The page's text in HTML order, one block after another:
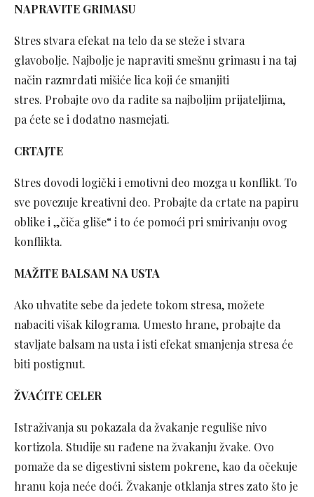
NAPRAVITE GRIMASU
Stres stvara efekat na telo da se steže i stvara
glavobolje. Najbolje je napraviti smešnu grimasu i na taj
način razmrdati mišiće lica koji će smanjiti
stres. Probajte ovo da radite sa najboljim prijateljima,
pa ćete se i dodatno nasmejati.
CRTAJTE
Stres dovodi logički i emotivni deo mozga u konflikt. To
sve povezuje kreativni deo. Probajte da crtate na papiru
oblike i „čiča gliše“ i to će pomoći pri smirivanju ovog
konflikta.
MAŽITE BALSAM NA USTA
Ako uhvatite sebe da jedete tokom stresa, možete
nabaciti višak kilograma. Umesto hrane, probajte da
stavljate balsam na usta i isti efekat smanjenja stresa će
biti postignut.
ŽVAĆITE CELER
Istraživanja su pokazala da žvakanje reguliše nivo
kortizola. Studije su rađene na žvakanju žvake. Ovo
pomaže da se digestivni sistem pokrene, kao da očekuje
hranu koja neće doći. Žvakanje otklanja stres zato što je